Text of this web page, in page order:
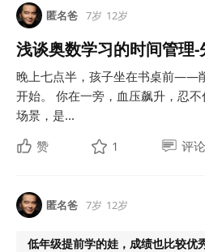
匿名爸 7岁 12岁
浅谈奥数学习的时间管理-
晚上七点半，孩子坐在书桌前——
开始。 你在一旁，血压飙升，忍
场景，是...
赞
1 评论
匿名爸 7岁 12岁
低年级提前学的娃，成绩也比较优